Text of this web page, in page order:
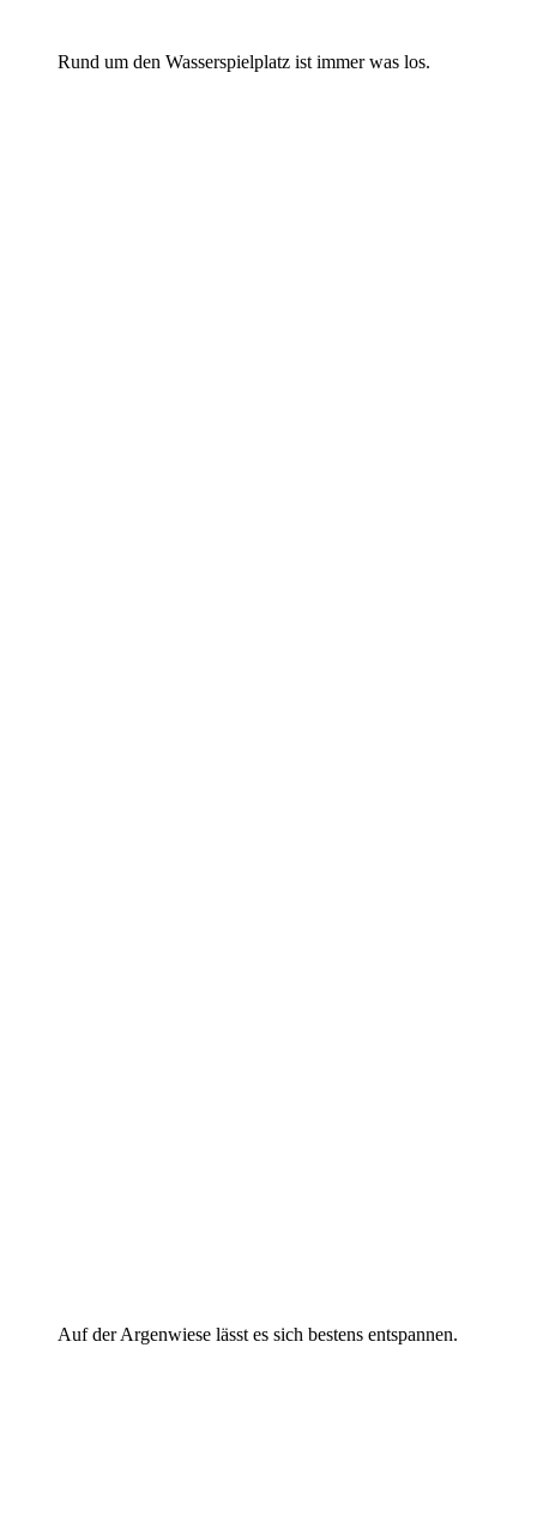
Rund um den Wasserspielplatz ist immer was los.
Auf der Argenwiese lässt es sich bestens entspannen.